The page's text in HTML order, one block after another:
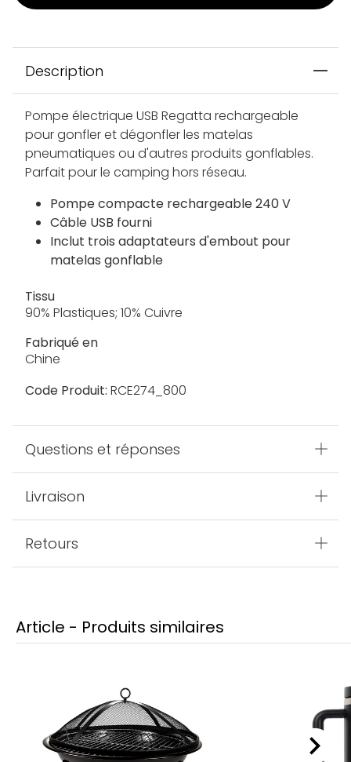
Description
Pompe électrique USB Regatta rechargeable
pour gonfler et dégonfler les matelas
pneumatiques ou d'autres produits gonflables.
Parfait pour le camping hors réseau.
Pompe compacte rechargeable 240 V
Câble USB fourni
Inclut trois adaptateurs d'embout pour
matelas gonflable
Tissu
90% Plastiques; 10% Cuivre
Fabriqué en
Chine
Code Produit: RCE274_800
Questions et réponses
Livraison
Retours
Article - Produits similaires